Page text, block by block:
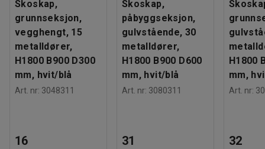
Skoskap,
grunnseksjon,
vegghengt, 15
metalldører,
H1800 B900 D300
mm, hvit/blå
Art. nr: 3048311
16
Skoskap,
påbyggseksjon,
gulvstående, 30
metalldører,
H1800 B900 D600
mm, hvit/blå
Art. nr: 3080311
31
H1800
mm,
Art. nr:
32